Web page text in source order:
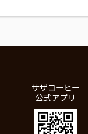
サザコーヒー
公式アプリ